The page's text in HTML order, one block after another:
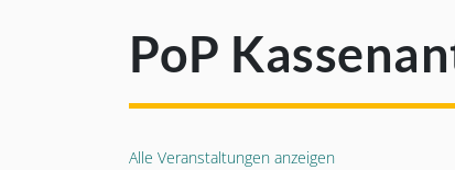
PoP
Alle Veranstaltungen anzeigen